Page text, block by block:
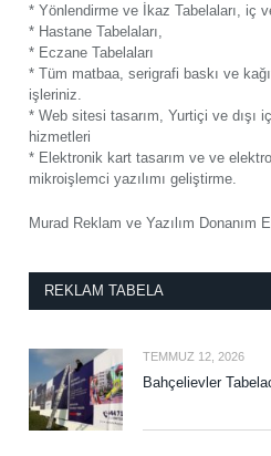
* Yönlendirme ve İkaz Tabelaları, iç
* Hastane Tabelaları,
* Eczane Tabelaları
* Tüm matbaa, serigrafi baskı ve
işleriniz.
* Web sitesi tasarım, Yurtiçi ve dışı
hizmetleri
* Elektronik kart tasarım ve ve
mikroişlemci yazılımı geliştirme.
Murad Reklam ve Yazılım Donanım
REKLAM TABELA
TEMMUZ 12, 2026
Bahçelievler